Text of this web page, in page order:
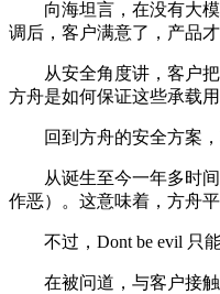
向海坦言，在没有大模
调后，客户满意了，产品才
从安全角度讲，客户把
方舟是如何保证这些承载
回到方舟的安全方案，
从诞生至今一年多时间
作恶）。这意味着，方舟
不过，Dont be evil 只能
在被问道，与客户接触